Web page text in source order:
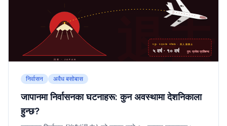
निर्वासन अवैध बसोबास
जापानमा निर्वासनका घटनाहरू: कुन अवस्थामा देशनिकाला
हुन्छ?